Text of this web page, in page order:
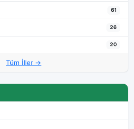
61
26
20
Tüm İller →